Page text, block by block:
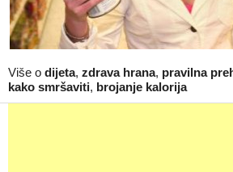
Više o dijeta, zdrava hrana, pravilna
kako smršaviti, brojanje kalorija